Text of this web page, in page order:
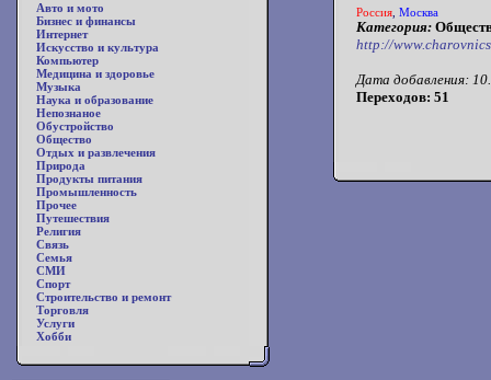
Авто и мото
Бизнес и финансы
Интернет
Искусство и культура
Компьютер
Медицина и здоровье
Музыка
Наука и образование
Непознаное
Обустройство
Общество
Отдых и развлечения
Природа
Продукты питания
Промышленность
Прочее
Путешествия
Религия
Связь
Семья
СМИ
Спорт
Строительство и ремонт
Торговля
Услуги
Хобби
Россия Москва
Категория:
http://
Дата добавления:
Переходов: 51